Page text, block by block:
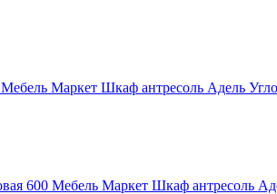
Мебель Маркет Шкаф антресоль Адель
Мебель Маркет Шкаф антресоль